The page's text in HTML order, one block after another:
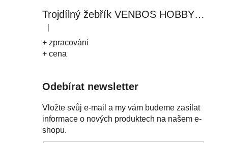
Trojdílný žebřík VENBOS HOBBY 4408 3x8
Hodnocení produktu je 5 z 5 hvězdiček.
+ zpracování
+ cena
Odebírat newsletter
Vložte svůj e-mail a my vám budeme zasílat
informace o nových produktech na našem e-
shopu.